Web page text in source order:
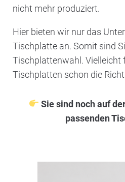
nicht mehr produziert.
Hier bieten wir nur das
Tischplatte an. Somit sind
Tischplattenwahl. Vielleicht
Tischplatten schon die
Sie sind noch auf
passenden